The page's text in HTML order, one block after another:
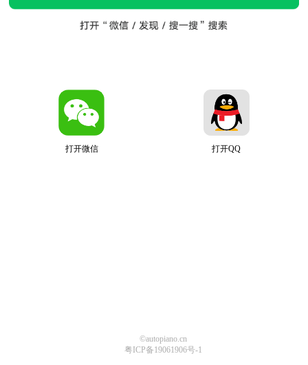
打开微信 打开QQ
©autopiano.cn
粤ICP备19061906号-1